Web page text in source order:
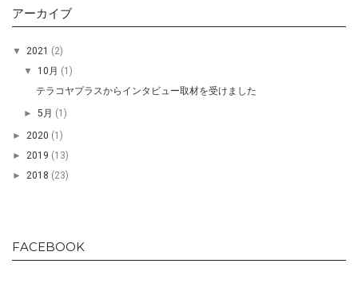
アーカイブ
▼ 2021 (2)
▼ 10月 (1)
テラコヤプラスからインタビュー取材を受けました
►5月 (1)
► 2020 (1)
► 2019 (13)
► 2018 (23)
FACEBOOK